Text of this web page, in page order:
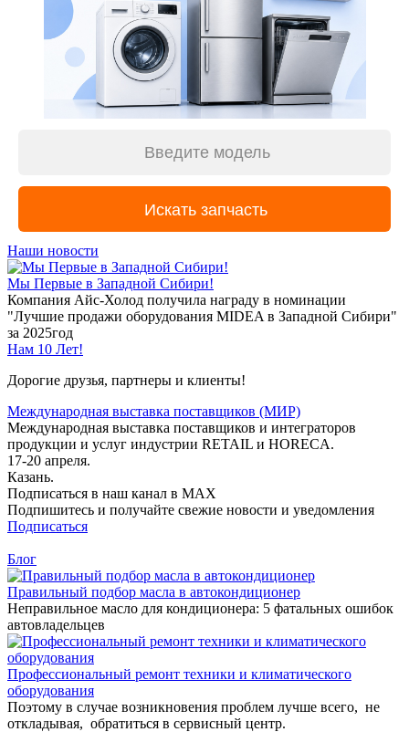
Наши новости
Мы Первые в Западной Сибири!
Компания Айс-Холод получила награду в номинации
"Лучшие продажи оборудования MIDEA в Западной Сибири"
за 2025год
Нам 10 Лет!
Дорогие друзья, партнеры и клиенты!
Международная выставка поставщиков (МИР)
Международная выставка поставщиков и интеграторов
продукции и услуг индустрии RETAIL и HORECA.
17-20 апреля.
Казань.
Подписаться в наш канал в MAX
Подпишитесь и получайте свежие новости и уведомления
Подписаться
Блог
Правильный подбор масла в автокондиционер
Неправильное масло для кондиционера: 5 фатальных ошибок
автовладельцев
Профессиональный ремонт техники и климатического
оборудования
Поэтому в случае возникновения проблем лучше всего, не
откладывая, обратиться в сервисный центр.